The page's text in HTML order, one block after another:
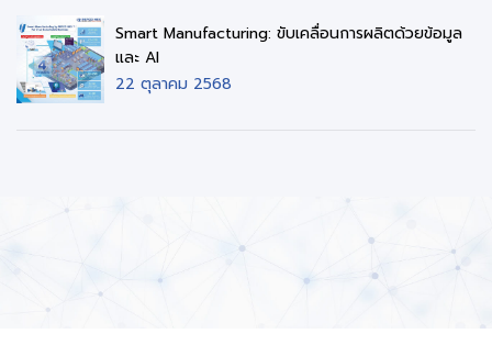
Smart Manufacturing: ขับเคลื่อนการผลิตด้วยข้อมูล
และ AI
22 ตุลาคม 2568